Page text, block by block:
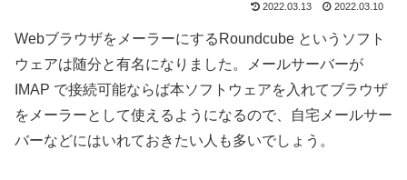
2022.03.13 2022.03.10
WebブラウザをメーラーにするRoundcube というソフト
ウェアは随分と有名になりました。メールサーバーが
IMAP で接続可能ならば本ソフトウェアを入れてブラウザ
をメーラーとして使えるようになるので、自宅メールサー
バーなどにはいれておきたい人も多いでしょう。